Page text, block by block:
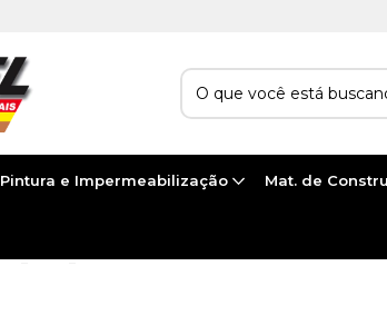
Pintura e Impermeabilização Mat. de